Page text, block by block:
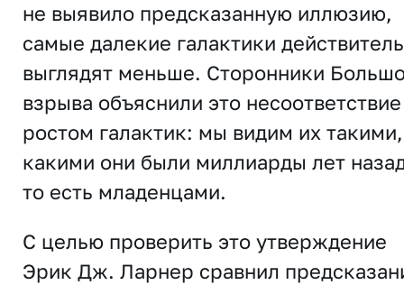
не выявило предсказанную иллюзию,
самые далекие галактики
выглядят меньше. Сторонники
взрыва объяснили это несоответствие
ростом галактик: мы видим их такими,
какими они были миллиарды лет
то есть младенцами.
С целью проверить это утверждение
Эрик Дж. Ларнер сравнил